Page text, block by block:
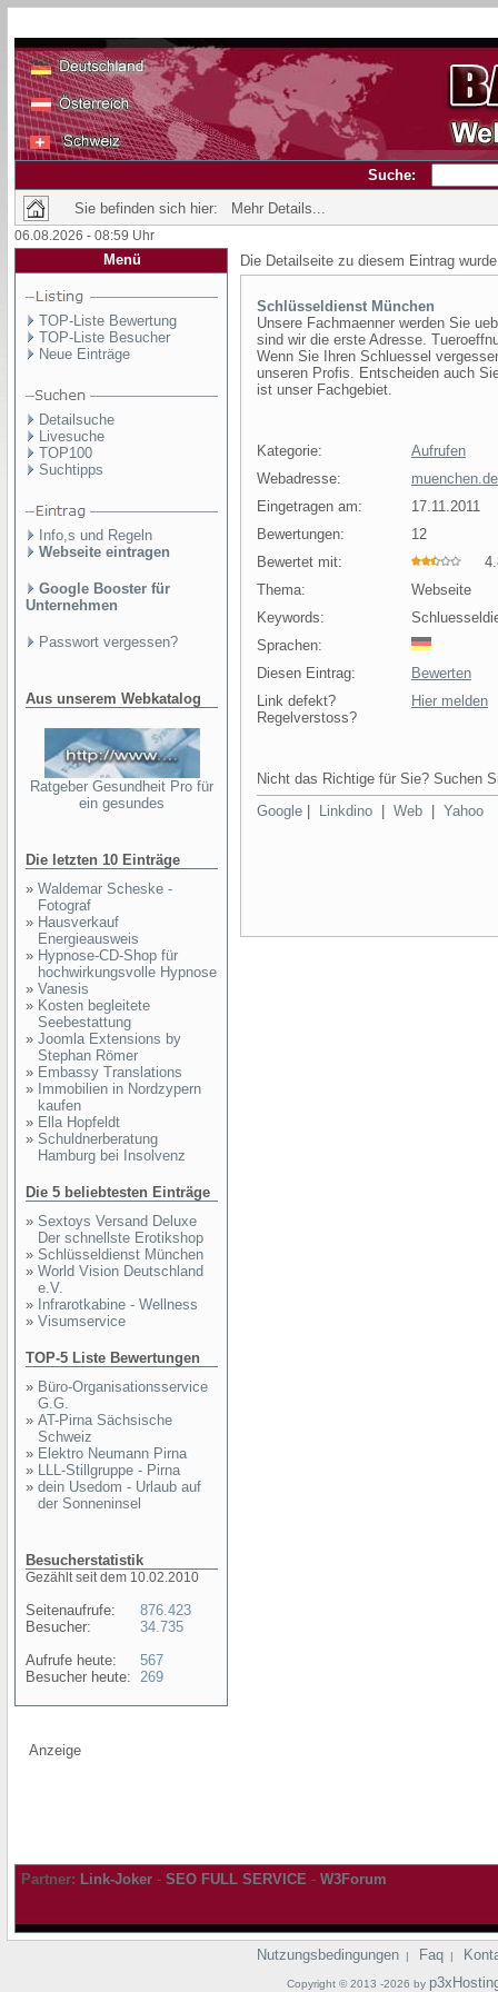
Suche:
Sie befinden sich hier: Mehr Details...
06.08.2026 - 08:59 Uhr
Menü
TOP-Liste Bewertung
TOP-Liste Besucher
Neue Einträge
Detailsuche
Livesuche
TOP100
Suchtipps
Info,s und Regeln
Webseite eintragen
Google Booster für
Unternehmen
Passwort vergessen?
Aus unserem Webkatalog
Ratgeber Gesundheit Pro für
ein gesundes
Die letzten 10 Einträge
» Waldemar Scheske -
Fotograf
» Hausverkauf
Energieausweis
» Hypnose-CD-Shop für
hochwirkungsvolle Hypnose
» Vanesis
» Kosten begleitete
Seebestattung
» Joomla Extensions by
Stephan Römer
» Embassy Translations
» Immobilien in Nordzypern
kaufen
» Ella Hopfeldt
» Schuldnerberatung
Hamburg bei Insolvenz
Die 5 beliebtesten Einträge
» Sextoys Versand Deluxe
Der schnellste Erotikshop
» Schlüsseldienst München
» World Vision Deutschland
e.V.
» Infrarotkabine - Wellness
» Visumservice
TOP-5 Liste Bewertungen
» Büro-Organisationsservice
G.G.
» AT-Pirna Sächsische
Schweiz
» Elektro Neumann Pirna
» LLL-Stillgruppe - Pirna
» dein Usedom - Urlaub auf
der Sonneninsel
Besucherstatistik
Gezählt seit dem 10.02.2010
Seitenaufrufe:
Besucher:
Aufrufe heute:
Besucher heute:
876.423
34.735
567
269
Die Detailseite zu diesem Eintrag
Schlüsseldienst München
Unsere Fachmaenner werden Sie
sind wir die erste Adresse.
Wenn Sie Ihren Schluessel
unseren Profis. Entscheiden auch
ist unser Fachgebiet.
Kategorie:
Aufrufen
Webadresse:
Eingetragen am:
17.11.2011
Bewertungen:
12
Bewertet mit:
Thema:
Webseite
Keywords:
Sprachen:
Diesen Eintrag:
Bewerten
Link defekt?
Regelverstoss?
Hier melden
Nicht das Richtige für Sie? Suchen
Google
Linkdino Web Yahoo
Anzeige
Partner: Link-Joker - SEO FULL SERVICE - W3Forum
Nutzungsbedingungen | Faq |
Copyright © 2013 -2026 by